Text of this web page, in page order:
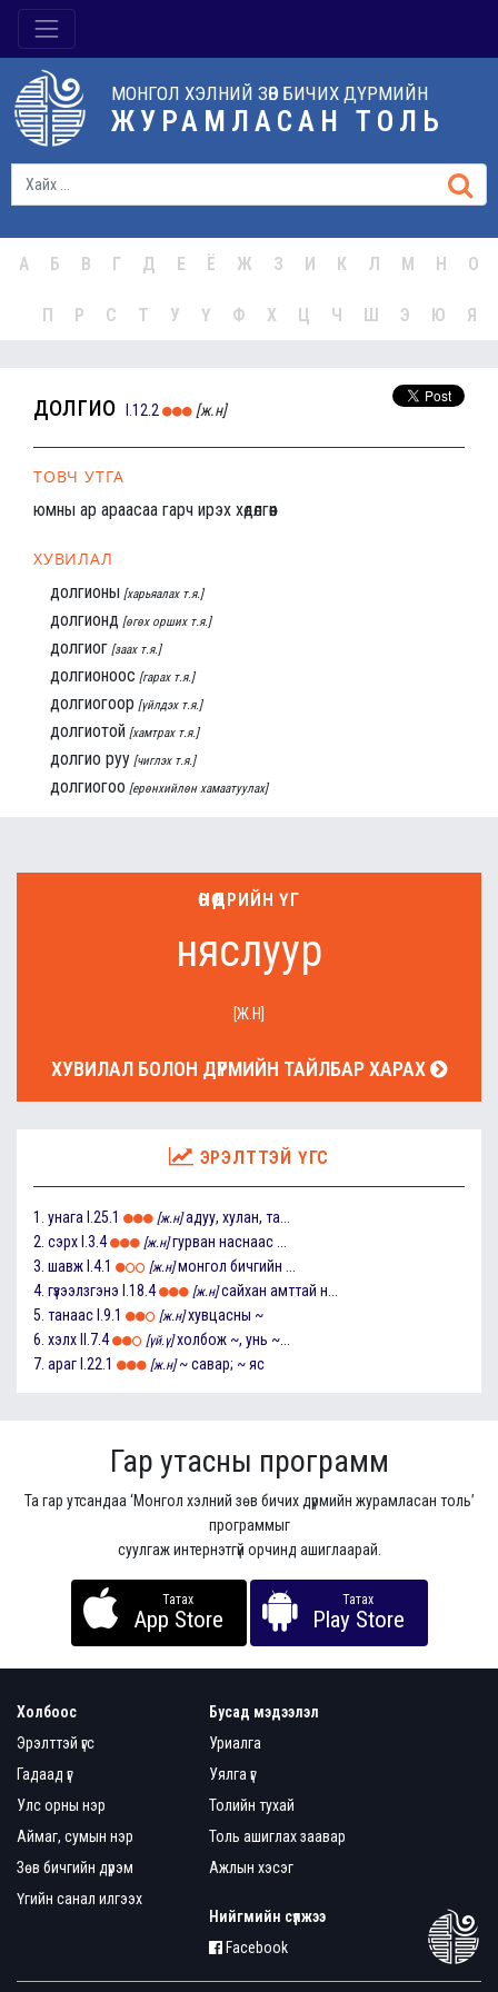
МОНГОЛ ХЭЛНИЙ ЗӨВ БИЧИХ ДҮРМИЙН
ЖУРАМЛАСАН ТОЛЬ
А Б В Г Д Е Ё Ж З И К Л М Н О
П Р С Т У Ү Ф Х Ц Ч Ш Э Ю Я
долгио I.12.2 [ж.н]
ТОВЧ УТГА
юмны ар араасаа гарч ирэх хөдөлгөөн
ХУВИЛАЛ
долгионы [харьяалах т.я.]
долгионд [өгөх орших т.я.]
долгиог [заах т.я.]
долгионоос [гарах т.я.]
долгиогоор [үйлдэх т.я.]
долгиотой [хамтрах т.я.]
долгио руу [чиглэх т.я.]
долгиогоо [ерөнхийлөн хамаатуулах]
ӨНӨӨДРИЙН ҮГ
няслуур
[Ж.Н]
ХУВИЛАЛ БОЛОН ДҮРМИЙН ТАЙЛБАР ХАРАХ
ЭРЭЛТТЭЙ ҮГС
1. унага I.25.1 [ж.н] адуу, хулан, та...
2. сэрх I.3.4 [ж.н] гурван наснаас ...
3. шавж I.4.1 [ж.н] монгол бичгийн ...
4. гүзээлзгэнэ I.18.4 [ж.н] сайхан амттай н...
5. танаас I.9.1 [ж.н] хувцасны ~
6. хэлх II.7.4 [үй.ү] холбож ~, унь ~...
7. араг I.22.1 [ж.н] ~ савар; ~ яс
Гар утасны программ
Та гар утсандаа ‘Монгол хэлний зөв бичих дүрмийн журамласан толь’
программыг
суулгаж интернэтгүй орчинд ашиглаарай.
Татах
App Store
Татах
Play Store
Холбоос
Эрэлттэй үгс
Гадаад үг
Улс орны нэр
Аймаг, сумын нэр
Зөв бичгийн дүрэм
Үгийн санал илгээх
Бусад мэдээлэл
Уриалга
Уялга үг
Толийн тухай
Толь ашиглах заавар
Ажлын хэсэг
Нийгмийн сүлжээ
Facebook